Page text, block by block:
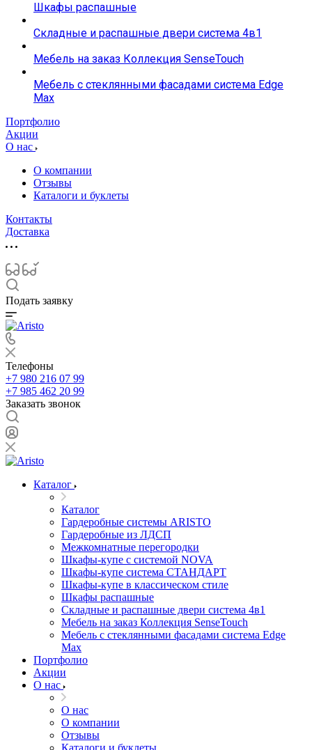
Шкафы распашные
Складные и распашные двери система 4в1
Мебель на заказ Коллекция SenseTouch
Мебель с стеклянными фасадами система Edge
Max
Портфолио
Акции
О нас
О компании
Отзывы
Каталоги и буклеты
Контакты
Доставка
Подать заявку
Телефоны
+7 980 216 07 99
+7 985 462 20 99
Заказать звонок
Каталог
Каталог
Гардеробные системы ARISTO
Гардеробные из ЛДСП
Межкомнатные перегородки
Шкафы-купе с системой NOVA
Шкафы-купе система СТАНДАРТ
Шкафы-купе в классическом стиле
Шкафы распашные
Складные и распашные двери система 4в1
Мебель на заказ Коллекция SenseTouch
Мебель с стеклянными фасадами система Edge
Max
Портфолио
Акции
О нас
О нас
О компании
Отзывы
Каталоги и буклеты